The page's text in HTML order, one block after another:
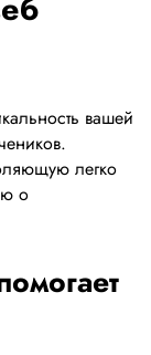
вашей
легко
о